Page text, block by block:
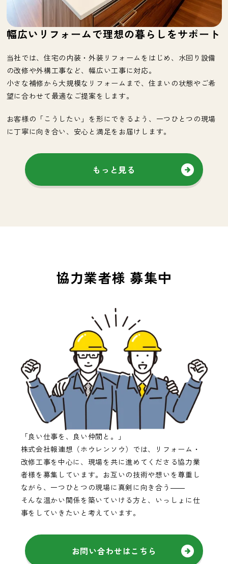
幅広いリフォームで理想の暮らしをサポート
当社では、住宅の内装・外装リフォームをはじめ、水回り設備
の改修や外構工事など、幅広い工事に対応。
小さな補修から大規模なリフォームまで、住まいの状態やご希
望に合わせて最適なご提案をします。
お客様の「こうしたい」を形にできるよう、一つひとつの現場
に丁寧に向き合い、安心と満足をお届けします。
もっと見る
協力業者様 募集中
「良い仕事を、良い仲間と。」
株式会社報連想（ホウレンソウ）では、リフォーム・
改修工事を中心に、現場を共に進めてくださる協力業
者様を募集しています。お互いの技術や想いを尊重し
ながら、一つひとつの現場に真剣に向き合う――
そんな温かい関係を築いていける方と、いっしょに仕
事をしていきたいと考えています。
お問い合わせはこちら